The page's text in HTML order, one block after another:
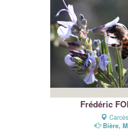
Frédéric
Carcès
Bière,